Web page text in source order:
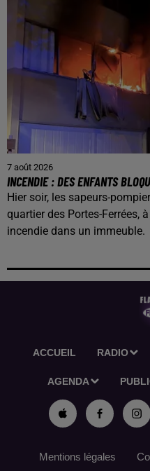
7 août 2026
INCENDIE : DES ENFANTS
Hier soir, les sapeurs-
quartier des Portes-Ferrées,
incendie dans un immeuble.
ACCUEIL RADIO
AGENDA
Mentions légales